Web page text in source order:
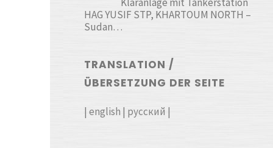
HAG YUSIF STP, KHARTOUM NORTH –
Sudan…
TRANSLATION /
ÜBERSETZUNG DER SEITE
|english | русский |